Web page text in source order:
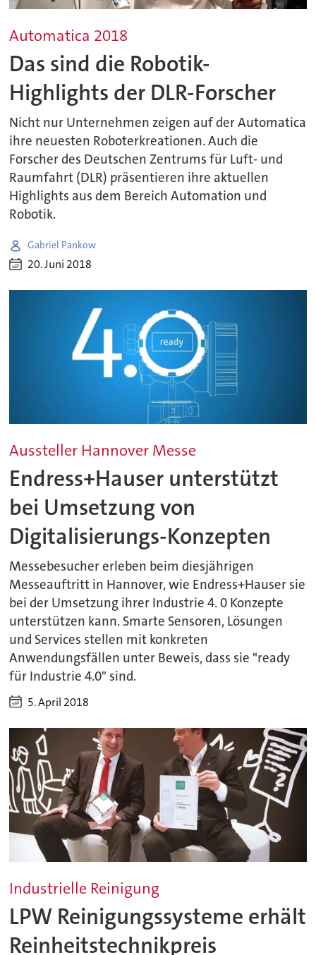
Automatica 2018
Das sind die Robotik-
Highlights der DLR-Forscher
Nicht nur Unternehmen zeigen auf der Automatica
ihre neuesten Roboterkreationen. Auch die
Forscher des Deutschen Zentrums für Luft- und
Raumfahrt (DLR) präsentieren ihre aktuellen
Highlights aus dem Bereich Automation und
Robotik.
Gabriel Pankow
20. Juni 2018
Aussteller Hannover Messe
Endress+Hauser unterstützt
bei Umsetzung von
Digitalisierungs-Konzepten
Messebesucher erleben beim diesjährigen
Messeauftritt in Hannover, wie Endress+Hauser sie
bei der Umsetzung ihrer Industrie 4. 0 Konzepte
unterstützen kann. Smarte Sensoren, Lösungen
und Services stellen mit konkreten
Anwendungsfällen unter Beweis, dass sie "ready
für Industrie 4.0" sind.
5. April 2018
Industrielle Reinigung
LPW Reinigungssysteme erhält
Reinheitstechnikpreis